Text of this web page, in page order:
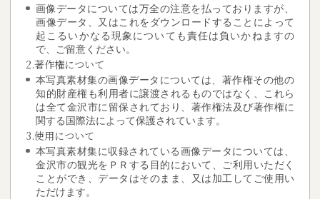
画像データについては万全の注意を払っておりますが、
画像データ、又はこれをダウンロードすることによって
起こるいかなる現象についても責任は負いかねますの
で、ご留意ください。
2.著作権について
本写真素材集の画像データについては、著作権その他の
知的財産権も利用者に譲渡されるものではなく、これら
は全て金沢市に留保されており、著作権法及び著作権に
関する国際法によって保護されています。
3.使用について
本写真素材集に収録されている画像データについては、
金沢市の観光をＰＲする目的において、ご利用いただく
ことができ、データはそのまま、又は加工してご使用い
ただけます。